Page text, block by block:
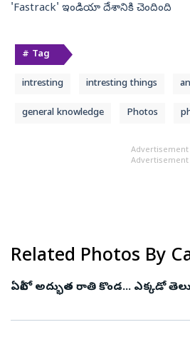
'Fastrack' ఇండియా దేశానికి చెందింది
# Tag
intresting intresting things
general knowledge Photos
Advertisement
Advertisement
Related Photos By
ఏపీలో అద్భుత రాతి కొండ... ఎక్కడో